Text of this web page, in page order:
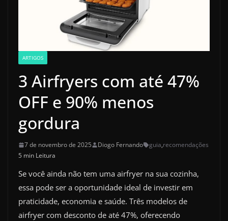
ARTIGOS
3 Airfryers com até 47%
OFF e 90% menos
gordura
7 de novembro de 2025 Diogo Fernando guia,recomendações
5 min Leitura
Se você ainda não tem uma airfryer na sua cozinha,
essa pode ser a oportunidade ideal de investir em
praticidade, economia e saúde. Três modelos de
airfryer com desconto de até 47%, oferecendo